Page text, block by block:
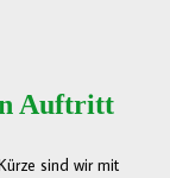
Auftritt
sind wir mit